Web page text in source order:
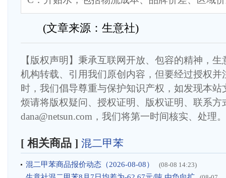
(文章来源：生意社)
【版权声明】秉承互联网开放、包容的精神，
机构转载、引用我们原创内容，但要经过授权并
时，我们倡导尊重与保护知识产权，如发现本
烦请将版权疑问、授权证明、版权证明、联系方
dana@netsun.com，我们将第一时间核实、处理。
[ 相关商品 ] 混二甲苯
混二甲苯商品报价动态（2026-08-08） (08-08 14:23)